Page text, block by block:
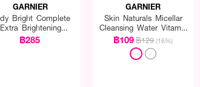
GARNIER
Bright Complete
Extra Brightening
Serum Milk Uv
400Ml*2 Pcs
฿285
GARNIER
Skin Naturals Micellar
Cleansing Water Vitamin
C
฿109฿129 (16%)